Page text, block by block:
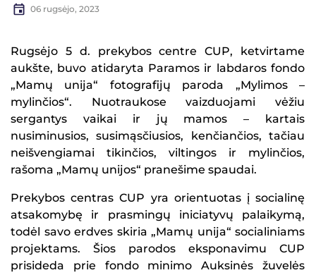
06 rugsėjo, 2023
Rugsėjo 5 d. prekybos centre CUP, ketvirtame
aukšte, buvo atidaryta Paramos ir labdaros fondo
„Mamų unija“ fotografijų paroda „Mylimos –
mylinčios“. Nuotraukose vaizduojami vėžiu
sergantys vaikai ir jų mamos – kartais
nusiminusios, susimąsčiusios, kenčiančios, tačiau
neišvengiamai tikinčios, viltingos ir mylinčios,
rašoma „Mamų unijos“ pranešime spaudai.
Prekybos centras CUP yra orientuotas į socialinę
atsakomybę ir prasmingų iniciatyvų palaikymą,
todėl savo erdves skiria „Mamų unija“ socialiniams
projektams. Šios parodos eksponavimu CUP
prisideda prie fondo minimo Auksinės žuvelės